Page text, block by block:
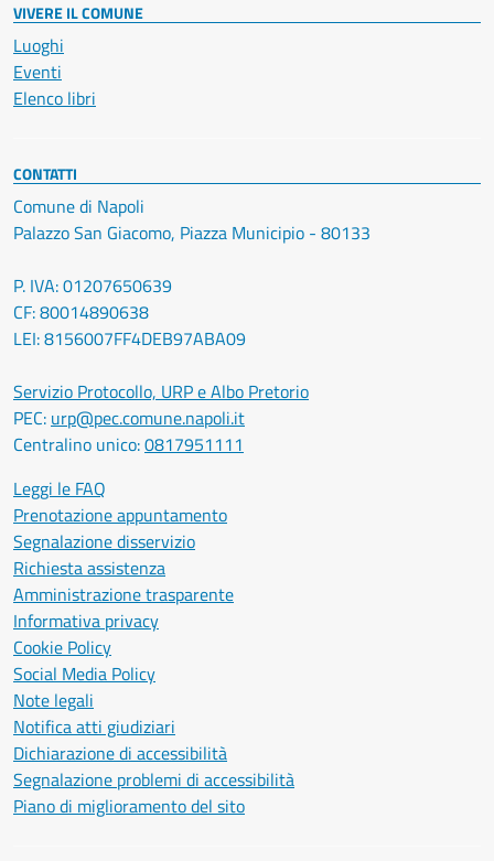
VIVERE IL COMUNE
Luoghi
Eventi
Elenco libri
CONTATTI
Comune di Napoli
Palazzo San Giacomo, Piazza Municipio - 80133
P. IVA: 01207650639
CF: 80014890638
LEI: 8156007FF4DEB97ABA09
Servizio Protocollo, URP e Albo Pretorio
PEC: urp@pec.comune.napoli.it
Centralino unico:0817951111
Leggi le FAQ
Prenotazione appuntamento
Segnalazione disservizio
Richiesta assistenza
Amministrazione trasparente
Informativa privacy
Cookie Policy
Social Media Policy
Note legali
Notifica atti giudiziari
Dichiarazione di accessibilità
Segnalazione problemi di accessibilità
Piano di miglioramento del sito